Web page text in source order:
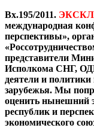
Вх.195/2011.
международная
перспективы»,
представители
Исполкома СНГ,
деятели и
зарубежья. Мы
оценить нынешний
республик и
экономического